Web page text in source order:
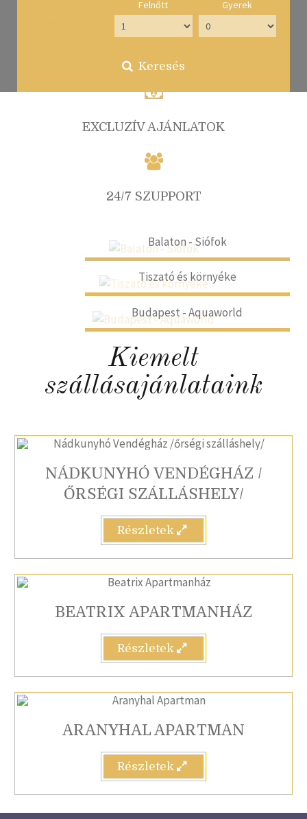
Felnőtt Gyerek
Keresés
KÖNNYŰ FOGLALÁS
EXCLUZÍV AJÁNLATOK
24/7 SZUPPORT
Balaton - Siófok
Tiszató és környéke
Budapest - Aquaworld
Kiemelt
szállásajánlataink
NÁDKUNYHÓ VENDÉGHÁZ /
ŐRSÉGI SZÁLLÁSHELY/
Részletek
BEATRIX APARTMANHÁZ
Részletek
ARANYHAL APARTMAN
Részletek